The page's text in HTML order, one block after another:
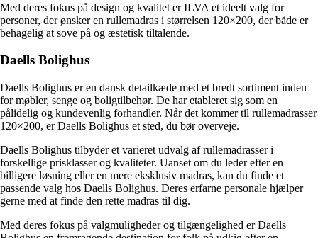
Med deres fokus på design og kvalitet er ILVA et ideelt valg for
personer, der ønsker en rullemadras i størrelsen 120×200, der både er
behagelig at sove på og æstetisk tiltalende.
Daells Bolighus
Daells Bolighus er en dansk detailkæde med et bredt sortiment inden
for møbler, senge og boligtilbehør. De har etableret sig som en
pålidelig og kundevenlig forhandler. Når det kommer til rullemadrasser
120×200, er Daells Bolighus et sted, du bør overveje.
Daells Bolighus tilbyder et varieret udvalg af rullemadrasser i
forskellige prisklasser og kvaliteter. Uanset om du leder efter en
billigere løsning eller en mere eksklusiv madras, kan du finde et
passende valg hos Daells Bolighus. Deres erfarne personale hjælper
gerne med at finde den rette madras til dig.
Med deres fokus på valgmuligheder og tilgængelighed er Daells